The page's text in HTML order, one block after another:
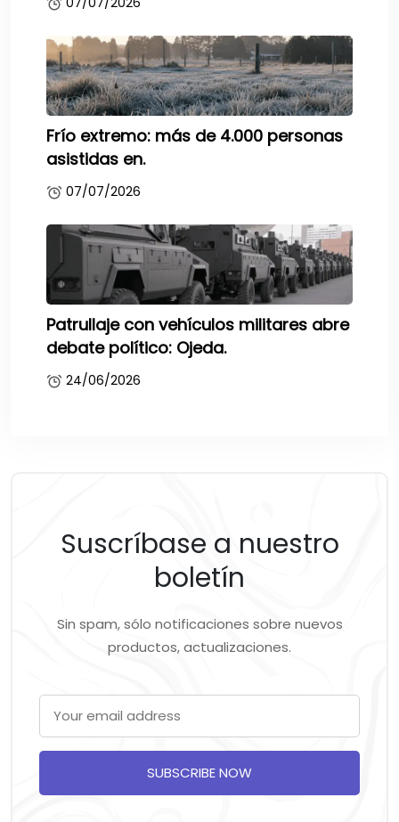
Frío extremo: más de 4.000 personas
asistidas en.
07/07/2026
Patrullaje con vehículos militares abre
debate político: Ojeda.
24/06/2026
Suscríbase a nuestro
boletín
Sin spam, sólo notificaciones sobre nuevos
productos, actualizaciones.
SUBSCRIBE NOW